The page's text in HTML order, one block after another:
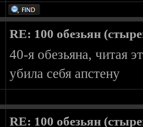
RE: 100 обезьян
40-я обезьяна, читая
убила себя апстену
RE: 100 обезьян